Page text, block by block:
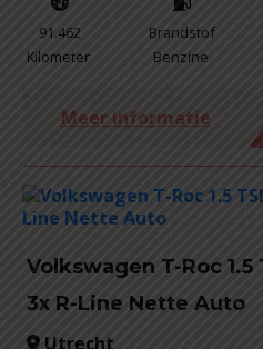
91.462
Kilometer
Brandstof
Benzine
Meer informatie
Volkswagen T-Roc
3x R-Line Nette Auto
Utrecht